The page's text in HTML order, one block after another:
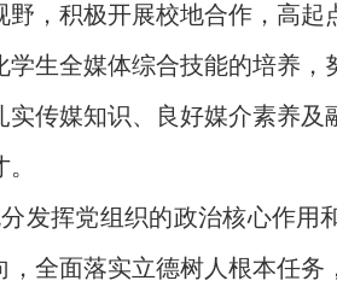
野，积极开展校地合作，高起
学生全媒体综合技能的培养，
实传媒知识、良好媒介素养及
发挥党组织的政治核心作用
，全面落实立德树人根本任务